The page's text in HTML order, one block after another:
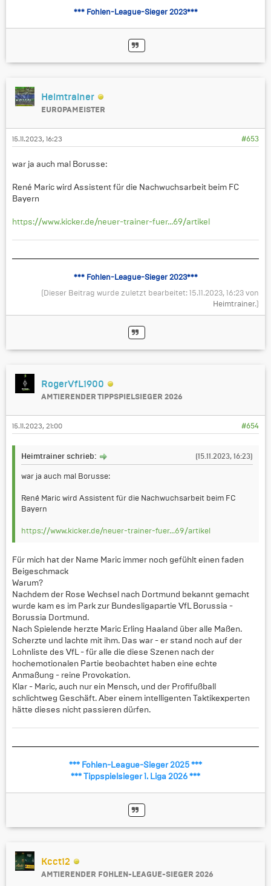
*** Fohlen-League-Sieger 2023***
Heimtrainer
EUROPAMEISTER
#653
15.11.2023, 16:23
war ja auch mal Borusse:
René Maric wird Assistent für die Nachwuchsarbeit beim FC
Bayern
https://www.kicker.de/neuer-trainer-fuer...69/artikel
*** Fohlen-League-Sieger 2023***
(Dieser Beitrag wurde zuletzt bearbeitet: 15.11.2023, 16:23 von
Heimtrainer.)
RogerVfL1900
AMTIERENDER TIPPSPIELSIEGER 2026
#654
15.11.2023, 21:00
(15.11.2023, 16:23)
Heimtrainer schrieb:
war ja auch mal Borusse:
René Maric wird Assistent für die Nachwuchsarbeit beim FC
Bayern
https://www.kicker.de/neuer-trainer-fuer...69/artikel
Für mich hat der Name Maric immer noch gefühlt einen faden
Beigeschmack
Warum?
Nachdem der Rose Wechsel nach Dortmund bekannt gemacht
wurde kam es im Park zur Bundesligapartie VfL Borussia -
Borussia Dortmund.
Nach Spielende herzte Maric Erling Haaland über alle Maßen.
Scherzte und lachte mit ihm. Das war - er stand noch auf der
Lohnliste des VfL - für alle die diese Szenen nach der
hochemotionalen Partie beobachtet haben eine echte
Anmaßung - reine Provokation.
Klar - Maric, auch nur ein Mensch, und der Profifußball
schlichtweg Geschäft. Aber einem intelligenten Taktikexperten
hätte dieses nicht passieren dürfen.
*** Fohlen-League-Sieger 2025 ***
*** Tippspielsieger 1. Liga 2026 ***
Kcct12
AMTIERENDER FOHLEN-LEAGUE-SIEGER 2026